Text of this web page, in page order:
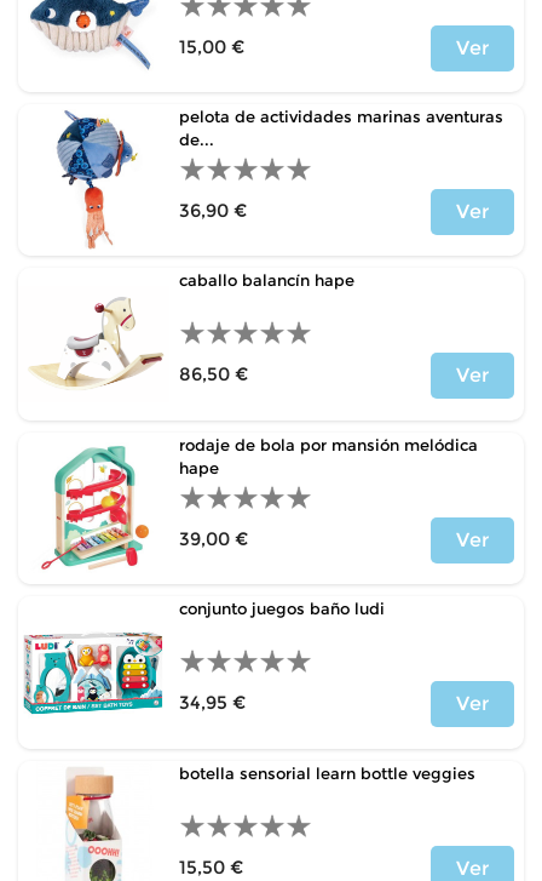
15,00 €
Ver
pelota de actividades marinas aventuras
de...
36,90 €
Ver
caballo balancín hape
86,50 €
Ver
rodaje de bola por mansión melódica
hape
39,00 €
Ver
conjunto juegos baño ludi
34,95 €
Ver
botella sensorial learn bottle veggies
15,50 €
Ver